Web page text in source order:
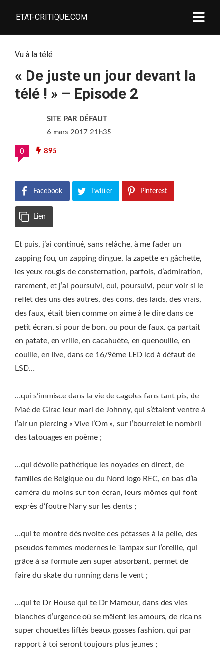
ETAT-CRITIQUE.COM
Vu à la télé
« De juste un jour devant la
télé ! » – Episode 2
SITE PAR DÉFAUT
6 mars 2017 21h35
0 895
Facebook Twitter Pinterest
Lien
Et puis, j’ai continué, sans relâche, à me fader un
zapping fou, un zapping dingue, la zapette en gâchette,
les yeux rougis de consternation, parfois, d’admiration,
rarement, et j’ai poursuivi, oui, poursuivi, pour voir si le
reflet des uns des autres, des cons, des laids, des vrais,
des faux, était bien comme on aime à le dire dans ce
petit écran, si pour de bon, ou pour de faux, ça partait
en patate, en vrille, en cacahuète, en quenouille, en
couille, en live, dans ce 16/9ème LED lcd à défaut de
LSD…
…qui s’immisce dans la vie de cagoles fans tant pis, de
Maé de Girac leur mari de Johnny, qui s’étalent ventre à
l’air un piercing « Vive l’Om », sur l’bourrelet le nombril
des tatouages en poème ;
…qui dévoile pathétique les noyades en direct, de
familles de Belgique ou du Nord logo REC, en bas d’la
caméra du moins sur ton écran, leurs mômes qui font
exprès d’foutre Nany sur les dents ;
…qui te montre désinvolte des pétasses à la pelle, des
pseudos femmes modernes le Tampax sur l’oreille, qui
grâce à sa formule zen super absorbant, permet de
faire du skate du running dans le vent ;
…qui te Dr House qui te Dr Mamour, dans des vies
blanches d’urgence où se mêlent les amours, de ricains
super chouettes liftés beaux gosses fashion, qui par
rapport à toi seront toujours plus jeunes ;